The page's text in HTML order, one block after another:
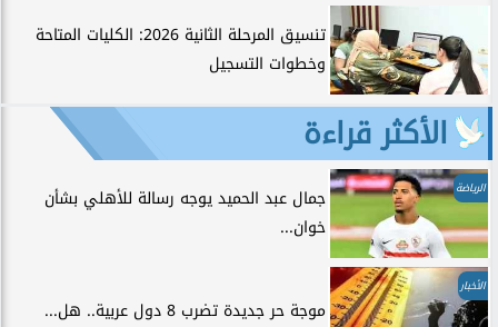
تنسيق المرحلة الثانية 2026: الكليات المتاحة
وخطوات التسجيل
الأكثر قراءة
الرياضة
جمال عبد الحميد يوجه رسالة للأهلي بشأن
خوان...
الأخبار
موجة حر جديدة تضرب 8 دول عربية.. هل...